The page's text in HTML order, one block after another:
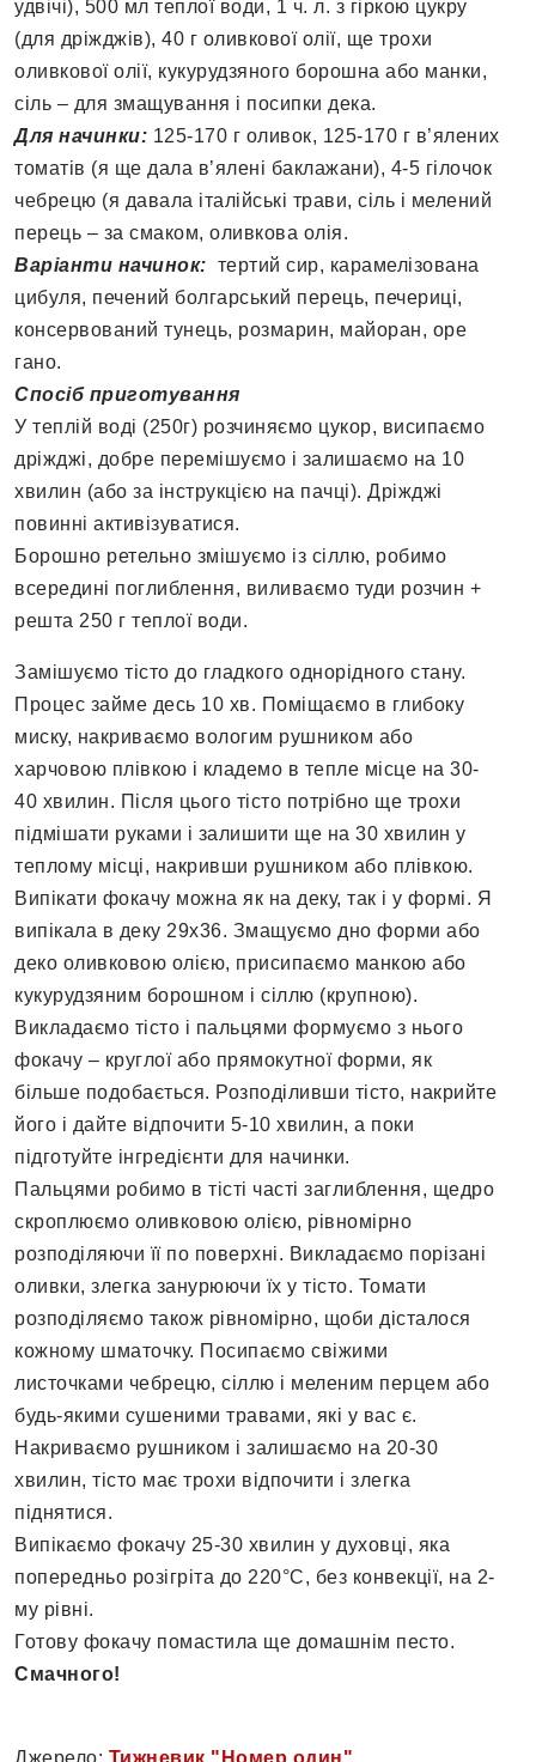
удвічі), 500 мл теплої води, 1 ч. л. з гіркою цукру
(для дріжджів), 40 г оливкової олії, ще трохи
оливкової олії, кукурудзяного борошна або манки,
сіль – для змащування і посипки дека.
Для начинки: 125-170 г оливок, 125-170 г в’ялених
томатів (я ще дала в’ялені баклажани), 4-5 гілочок
чебрецю (я давала італійські трави, сіль і мелений
перець – за смаком, оливкова олія.
Варіанти начинок: тертий сир, карамелізована
цибуля, печений болгарський перець, печериці,
консервований тунець, розмарин, майоран, оре
гано.
Спосіб приготування
У теплій воді (250г) розчиняємо цукор, висипаємо
дріжджі, добре перемішуємо і залишаємо на 10
хвилин (або за інструкцією на пачці). Дріжджі
повинні активізуватися.
Борошно ретельно змішуємо із сіллю, робимо
всередині поглиблення, виливаємо туди розчин +
решта 250 г теплої води.
Замішуємо тісто до гладкого однорідного стану.
Процес займе десь 10 хв. Поміщаємо в глибоку
миску, накриваємо вологим рушником або
харчовою плівкою і кладемо в тепле місце на 30-
40 хвилин. Після цього тісто потрібно ще трохи
підмішати руками і залишити ще на 30 хвилин у
теплому місці, накривши рушником або плівкою.
Випікати фокачу можна як на деку, так і у формі. Я
випікала в деку 29х36. Змащуємо дно форми або
деко оливковою олією, присипаємо манкою або
кукурудзяним борошном і сіллю (крупною).
Викладаємо тісто і пальцями формуємо з нього
фокачу – круглої або прямокутної форми, як
більше подобається. Розподіливши тісто, накрийте
його і дайте відпочити 5-10 хвилин, а поки
підготуйте інгредієнти для начинки.
Пальцями робимо в тісті часті заглиблення, щедро
скроплюємо оливковою олією, рівномірно
розподіляючи її по поверхні. Викладаємо порізані
оливки, злегка занурюючи їх у тісто. Томати
розподіляємо також рівномірно, щоби дісталося
кожному шматочку. Посипаємо свіжими
листочками чебрецю, сіллю і меленим перцем або
будь-якими сушеними травами, які у вас є.
Накриваємо рушником і залишаємо на 20-30
хвилин, тісто має трохи відпочити і злегка
піднятися.
Випікаємо фокачу 25-30 хвилин у духовці, яка
попередньо розігріта до 220°C, без конвекції, на 2-
му рівні.
Готову фокачу помастила ще домашнім песто.
Смачного!